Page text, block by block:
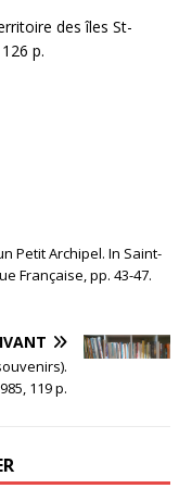
des îles St-
p.
Petit Archipel. In Saint-
Française, pp. 43-47.
119 p.